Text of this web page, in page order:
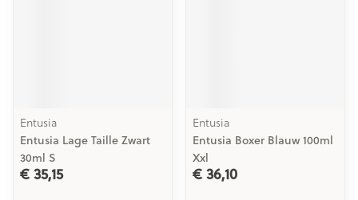
Entusia
Entusia Lage Taille Zwart
30ml S
€ 35,15
Entusia
Entusia Boxer Blauw 100ml
Xxl
€ 36,10